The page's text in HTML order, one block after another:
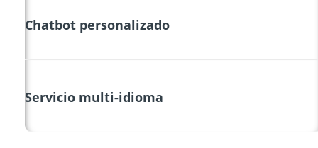
Chatbot personalizado
Servicio multi-idioma